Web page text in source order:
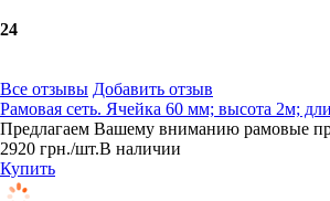
24
Все отзывы Добавить отзыв
Рамовая сеть. Ячейка 60 мм; высота 2м;
Предлагаем Вашему вниманию рамовые
2920 грн./шт.В наличии
Купить